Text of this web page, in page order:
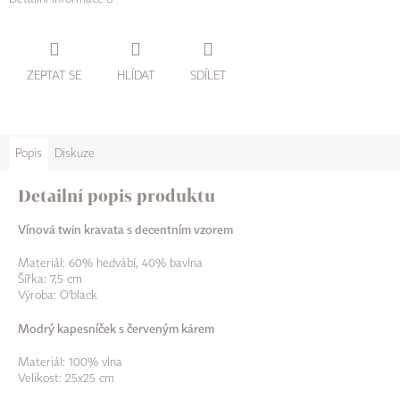
ZEPTAT SE HLÍDAT SDÍLET
Popis Diskuze
Detailní popis produktu
Vínová twin kravata s decentním vzorem
Materiál: 60% hedvábí, 40% bavlna
Šířka: 7,5 cm
Výroba: O'black
Modrý kapesníček s červeným kárem
Materiál: 100% vlna
Velikost: 25x25 cm